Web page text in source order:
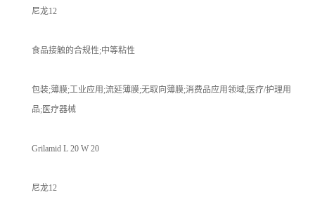
尼龙12
食品接触的合规性;中等粘性
包装;薄膜;工业应用;流延薄膜;无取向薄膜;消费品应用领域;医疗/护理用
品;医疗器械
Grilamid L 20 W 20
尼龙12